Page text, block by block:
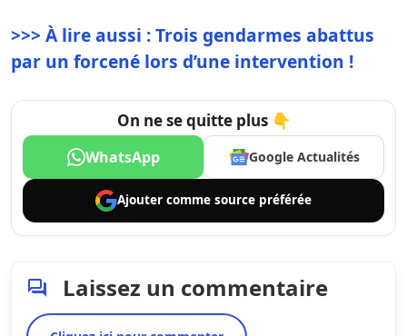
>>> À lire aussi : Trois gendarmes abattus
par un forcené lors d’une intervention !
On ne se quitte plus 👇
WhatsApp Google Actualités
Ajouter comme source préférée
Laissez un commentaire